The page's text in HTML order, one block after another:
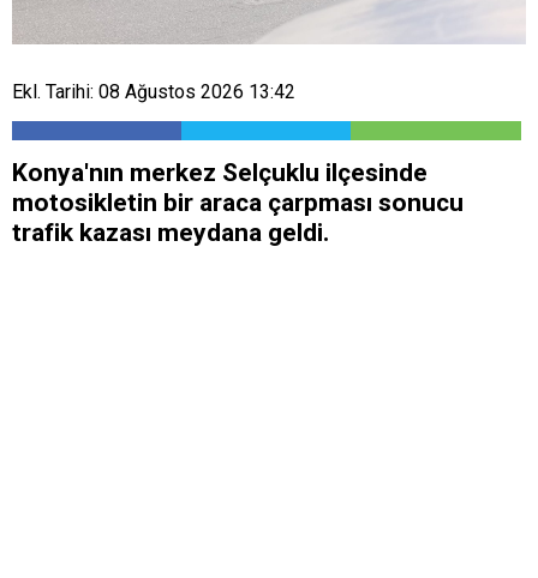
Ekl. Tarihi: 08 Ağustos 2026 13:42
Konya'nın merkez Selçuklu ilçesinde
motosikletin bir araca çarpması sonucu
trafik kazası meydana geldi.